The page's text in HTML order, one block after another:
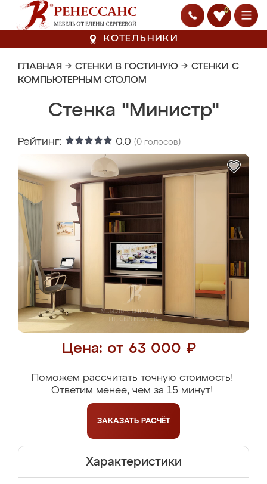
0
КОТЕЛЬНИКИ
ГЛАВНАЯ → СТЕНКИ В ГОСТИНУЮ → СТЕНКИ С
КОМПЬЮТЕРНЫМ СТОЛОМ
Стенка "Министр"
Рейтинг: 0.0 (0 голосов)
Цена: от 63 000 ₽
Поможем рассчитать точную стоимость!
Ответим менее, чем за 15 минут!
ЗАКАЗАТЬ РАСЧЁТ
Характеристики